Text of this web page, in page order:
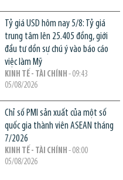
Tỷ giá USD hôm nay 5/8: Tỷ giá
trung tâm lên 25.405 đồng, giới
đầu tư dồn sự chú ý vào báo cáo
việc làm Mỹ
KINH TẾ - TÀI CHÍNH - 09:43
05/08/2026
Chỉ số PMI sản xuất của một số
quốc gia thành viên ASEAN tháng
7/2026
KINH TẾ - TÀI CHÍNH - 08:00
05/08/2026